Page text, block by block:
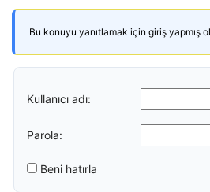
Bu konuyu yanıtlamak için giriş yapmış
Kullanıcı adı:
Parola:
Beni hatırla